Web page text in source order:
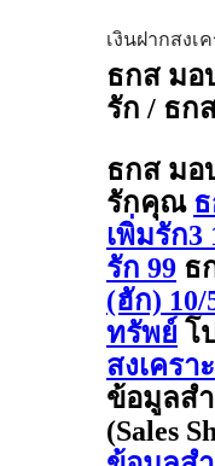
เงินฝากสงเ
ธกส มอ
รัก / ธก
ธกส มอ
รักคุณ
เพิ่มรัก3
รัก 99 ธ
(ฮัก) 10/
ทรัพย์ โ
สงเครา
ข้อมูลส
(Sales